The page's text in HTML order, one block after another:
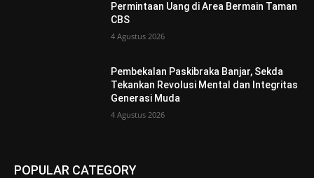
Permintaan Uang di Area Bermain Taman
CBS
4 Agustus 2026
Pembekalan Paskibraka Banjar, Sekda
Tekankan Revolusi Mental dan Integritas
Generasi Muda
4 Agustus 2026
POPULAR CATEGORY